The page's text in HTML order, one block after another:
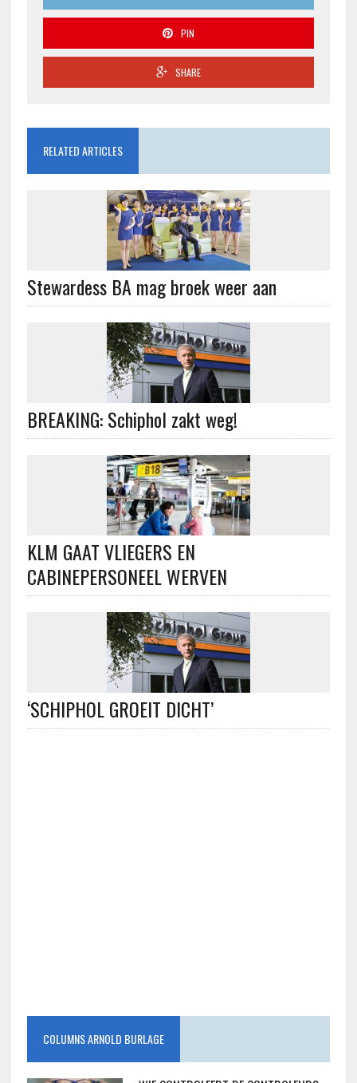
PIN
SHARE
RELATED ARTICLES
Stewardess BA mag broek weer aan
BREAKING: Schiphol zakt weg!
KLM GAAT VLIEGERS EN
CABINEPERSONEEL WERVEN
‘SCHIPHOL GROEIT DICHT’
COLUMNS ARNOLD BURLAGE